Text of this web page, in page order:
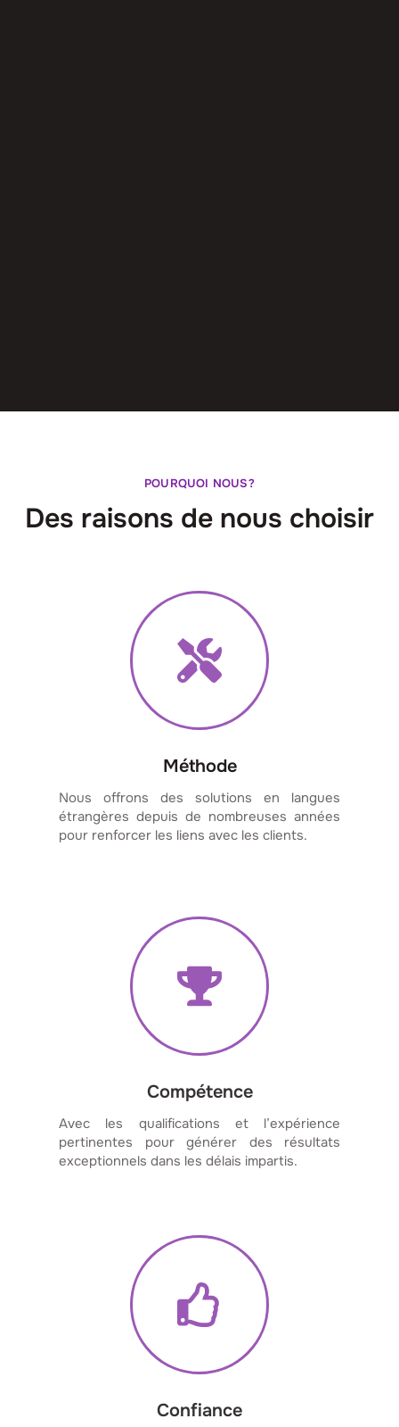
POURQUOI NOUS?
Des raisons de nous choisir
Méthode
Nous offrons des solutions en langues
étrangères depuis de nombreuses années
pour renforcer les liens avec les clients.
Compétence
Avec les qualifications et l’expérience
pertinentes pour générer des résultats
exceptionnels dans les délais impartis.
Confiance